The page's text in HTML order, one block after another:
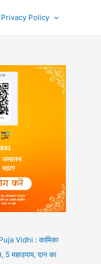
Privacy Policy
Vidhi : कामिका
5 महाउपाय, दान का